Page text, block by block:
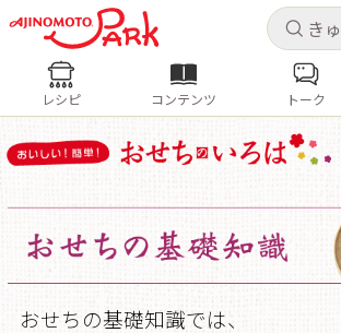
ログインするとレシピを保存できま
ログイン 新規
ホーム
コンテンツ
レシピ コン
人気の食材・レシピ
きゅうり なす トマト
と
ピーマン
みょうが ゴーヤ
レシピ コンテンツ トーク
おせちの基礎知識では、